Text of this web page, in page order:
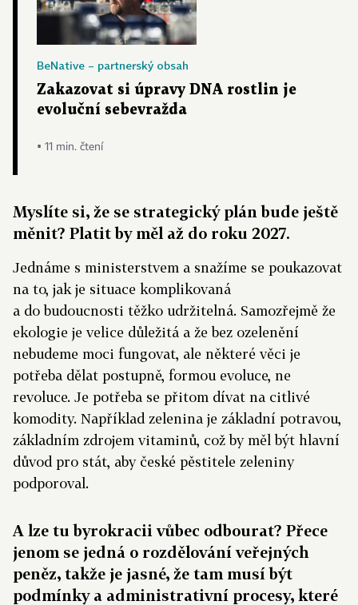
BeNative – partnerský obsah
Zakazovat si úpravy DNA rostlin je
evoluční sebevražda
▪ 11 min. čtení
Myslíte si, že se strategický plán bude ještě
měnit? Platit by měl až do roku 2027.
Jednáme s ministerstvem a snažíme se poukazovat
na to, jak je situace komplikovaná
a do budoucnosti těžko udržitelná. Samozřejmě že
ekologie je velice důležitá a že bez ozelenění
nebudeme moci fungovat, ale některé věci je
potřeba dělat postupně, formou evoluce, ne
revoluce. Je potřeba se přitom dívat na citlivé
komodity. Například zelenina je základní potravou,
základním zdrojem vitaminů, což by měl být hlavní
důvod pro stát, aby české pěstitele zeleniny
podporoval.
A lze tu byrokracii vůbec odbourat? Přece
jenom se jedná o rozdělování veřejných
peněz, takže je jasné, že tam musí být
podmínky a administrativní procesy, které